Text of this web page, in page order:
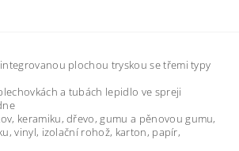
plochou tryskou se třemi typy
a tubách lepidlo ve spreji
keramiku, dřevo, gumu a pěnovou gumu,
vinyl, izolační rohož, karton, papír,